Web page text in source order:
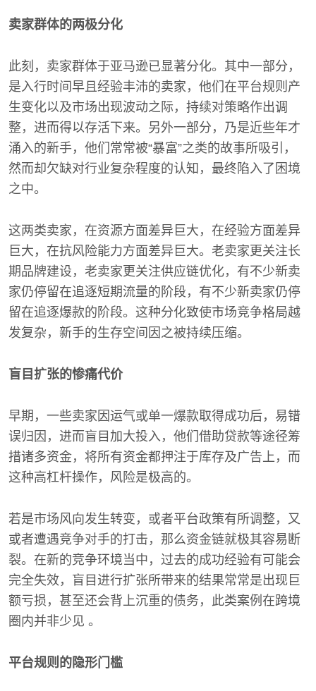
卖家群体的两极分化
此刻，卖家群体于亚马逊已显著分化。其中一部分，
是入行时间早且经验丰沛的卖家，他们在平台规则产
生变化以及市场出现波动之际，持续对策略作出调
整，进而得以存活下来。另外一部分，乃是近些年才
涌入的新手，他们常常被“暴富”之类的故事所吸引，
然而却欠缺对行业复杂程度的认知，最终陷入了困境
之中。
这两类卖家，在资源方面差异巨大，在经验方面差异
巨大，在抗风险能力方面差异巨大。老卖家更关注长
期品牌建设，老卖家更关注供应链优化，有不少新卖
家仍停留在追逐短期流量的阶段，有不少新卖家仍停
留在追逐爆款的阶段。这种分化致使市场竞争格局越
发复杂，新手的生存空间因之被持续压缩。
盲目扩张的惨痛代价
早期，一些卖家因运气或单一爆款取得成功后，易错
误归因，进而盲目加大投入，他们借助贷款等途径筹
措诸多资金，将所有资金都押注于库存及广告上，而
这种高杠杆操作，风险是极高的。
若是市场风向发生转变，或者平台政策有所调整，又
或者遭遇竞争对手的打击，那么资金链就极其容易断
裂。在新的竞争环境当中，过去的成功经验有可能会
完全失效，盲目进行扩张所带来的结果常常是出现巨
额亏损，甚至还会背上沉重的债务，此类案例在跨境
圈内并非少见 。
平台规则的隐形门槛